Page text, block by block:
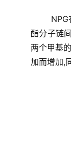
酯分子链
两个甲基
加而增加,